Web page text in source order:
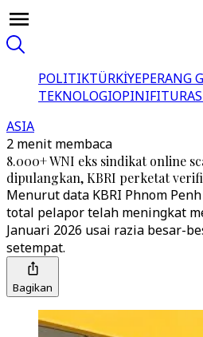
POLITIKTÜRKİYEPERANG
TEKNOLOGIOPINIFITUR
ASIA
2 menit membaca
8.000+ WNI eks sindikat online
dipulangkan, KBRI perketat
Menurut data KBRI Phnom
total pelapor telah meningkat
Januari 2026 usai razia besar-
setempat.
Bagikan